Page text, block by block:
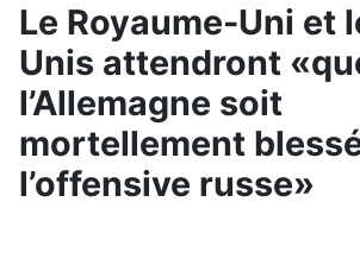
Le Royaume-Uni et
Unis attendront
l’Allemagne soit
mortellement
l’offensive russe»